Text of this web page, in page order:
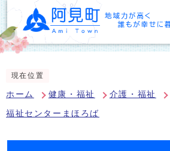
現在位置
ホーム 健康・福祉 介護・福祉
福祉センターまほろば